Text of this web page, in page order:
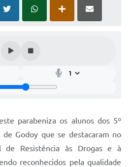
parabeniza os alunos dos 5º
de Godoy que se destacaram no
de Resistência às Drogas e à
reconhecidos pela qualidade